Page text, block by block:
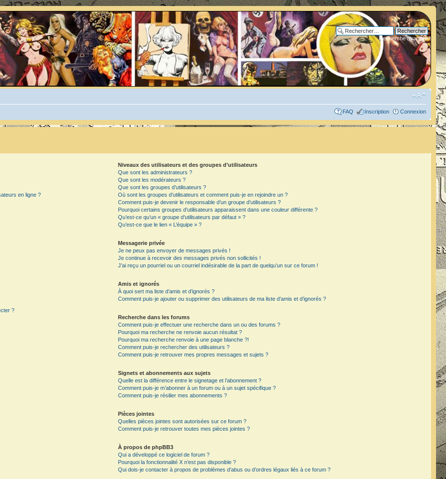
Recherche avancée
FAQ Inscription Connexion
en ligne ?
?
Niveaux des utilisateurs et des groupes d’utilisateurs
Que sont les administrateurs ?
Que sont les modérateurs ?
Que sont les groupes d’utilisateurs ?
Où sont les groupes d’utilisateurs et comment puis-je en rejoindre un ?
Comment puis-je devenir le responsable d’un groupe d’utilisateurs ?
Pourquoi certains groupes d’utilisateurs apparaissent dans une couleur différente ?
Qu’est-ce qu’un « groupe d’utilisateurs par défaut » ?
Qu’est-ce que le lien « L’équipe » ?
Messagerie privée
Je ne peux pas envoyer de messages privés !
Je continue à recevoir des messages privés non sollicités !
J’ai reçu un pourriel ou un courriel indésirable de la part de quelqu’un sur ce forum !
Amis et ignorés
À quoi sert ma liste d’amis et d’ignorés ?
Comment puis-je ajouter ou supprimer des utilisateurs de ma liste d’amis et d’ignorés ?
Recherche dans les forums
Comment puis-je effectuer une recherche dans un ou des forums ?
Pourquoi ma recherche ne renvoie aucun résultat ?
Pourquoi ma recherche renvoie à une page blanche ?!
Comment puis-je rechercher des utilisateurs ?
Comment puis-je retrouver mes propres messages et sujets ?
Signets et abonnements aux sujets
Quelle est la différence entre le signetage et l’abonnement ?
Comment puis-je m’abonner à un forum ou à un sujet spécifique ?
Comment puis-je résilier mes abonnements ?
Pièces jointes
Quelles pièces jointes sont autorisées sur ce forum ?
Comment puis-je retrouver toutes mes pièces jointes ?
À propos de phpBB3
Qui a développé ce logiciel de forum ?
Pourquoi la fonctionnalité X n’est pas disponible ?
Qui dois-je contacter à propos de problèmes d’abus ou d’ordres légaux liés à ce forum ?